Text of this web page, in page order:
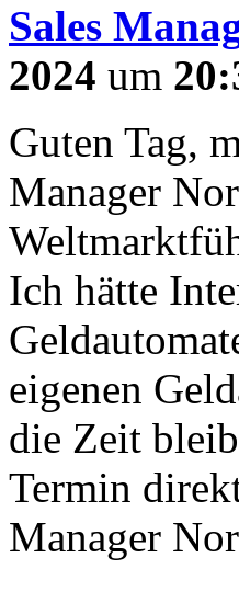
Sales
2024 um
Guten Tag,
Manager
Ich hätte
eigenen
die Zeit
Termin
Manager